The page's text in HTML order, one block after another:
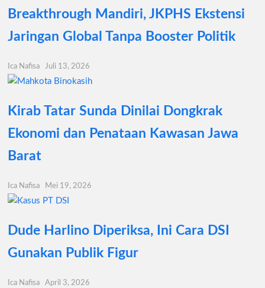
Breakthrough Mandiri, JKPHS Ekstensi
Jaringan Global Tanpa Booster Politik
Ica Nafisa Juli 13, 2026
Kirab Tatar Sunda Dinilai Dongkrak
Ekonomi dan Penataan Kawasan Jawa
Barat
Ica Nafisa Mei 19, 2026
Dude Harlino Diperiksa, Ini Cara DSI
Gunakan Publik Figur
Ica Nafisa April 3, 2026